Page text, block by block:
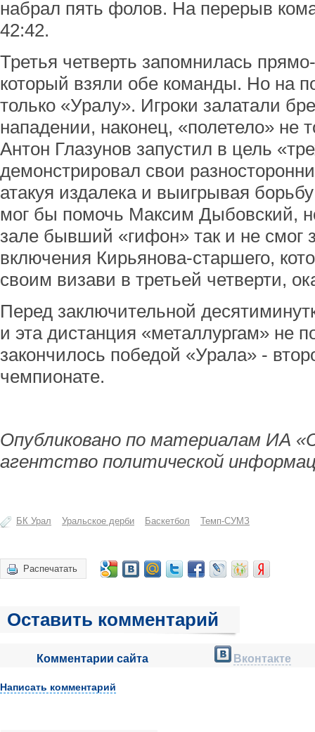
набрал пять фолов. На перерыв
42:42.
Третья четверть запомнилась
который взяли обе команды. Но на
только «Уралу». Игроки залатали
нападении, наконец, «полетело» не
Антон Глазунов запустил в цель
демонстрировал свои
атакуя издалека и выигрывая
мог бы помочь Максим Дыбовский,
зале бывший «гифон» так и не смог
включения Кирьянова-старшего,
своим визави в третьей четверти,
Перед заключительной
и эта дистанция «металлургам» не
закончилось победой «Урала» -
чемпионате.
Опубликовано по материалам ИА
агентство политической
БК Урал Уральское дерби Баскетбол Темп-СУМЗ
Распечатать
Оставить комментарий
Комментарии сайта Вконтакте
Написать комментарий